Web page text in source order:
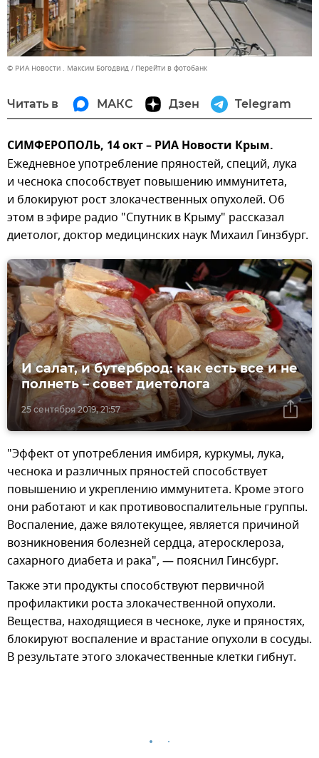
© РИА Новости . Максим Богодвид Перейти в фотобанк
Читать в МАКС Дзен Telegram
СИМФЕРОПОЛЬ, 14 окт – РИА Новости Крым.
Ежедневное употребление пряностей, специй, лука
и чеснока способствует повышению иммунитета,
и блокируют рост злокачественных опухолей. Об
этом в эфире радио "Спутник в Крыму" рассказал
диетолог, доктор медицинских наук Михаил Гинзбург.
25 сентября 2019, 21:57
И салат, и бутерброд: как есть все и не
полнеть – совет диетолога
"Эффект от употребления имбиря, куркумы, лука,
чеснока и различных пряностей способствует
повышению и укреплению иммунитета. Кроме этого
они работают и как противовоспалительные группы.
Воспаление, даже вялотекущее, является причиной
возникновения болезней сердца, атеросклероза,
сахарного диабета и рака", — пояснил Гинсбург.
Также эти продукты способствуют первичной
профилактики роста злокачественной опухоли.
Вещества, находящиеся в чесноке, луке и пряностях,
блокируют воспаление и врастание опухоли в сосуды.
В результате этого злокачественные клетки гибнут.